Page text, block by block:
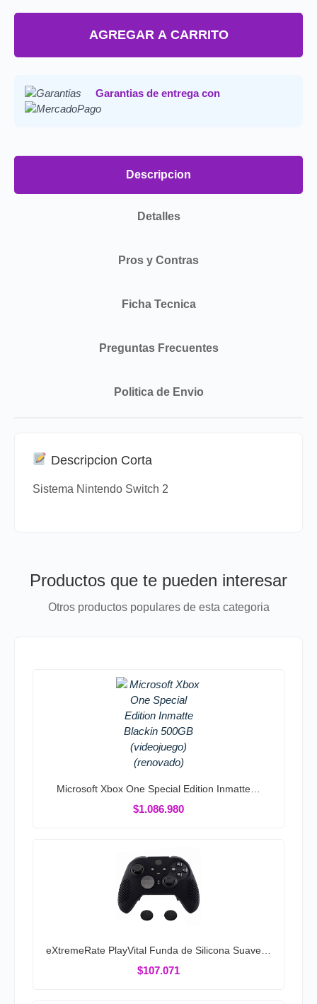
Tipo de producto:Producto Importado.
Tiempo de entrega:Estimado de 7 a 15 dias
habiles.
domicilio.
AGREGAR A CARRITO
Garantias de entrega con
Descripcion
Detalles
Pros y Contras
Ficha Tecnica
Preguntas Frecuentes
Politica de Envio
Descripcion Corta
Sistema Nintendo Switch 2
Productos que te pueden interesar
Otros productos populares de esta categoria
Microsoft Xbox One Special Edition Inmatte…
$1.086.980
eXtremeRate PlayVital Funda de Silicona Suave…
$107.071